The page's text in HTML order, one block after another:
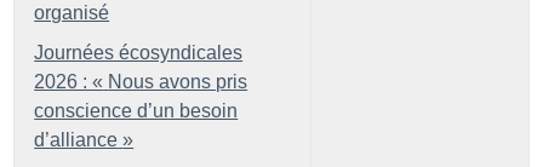
organisé
Journées écosyndicales
2026 : « Nous avons pris
conscience d’un besoin
d’alliance »